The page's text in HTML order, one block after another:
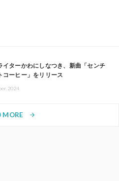
イターかわにしなつき、新曲「センチ
コーヒー」をリリース
MORE arrow_forward